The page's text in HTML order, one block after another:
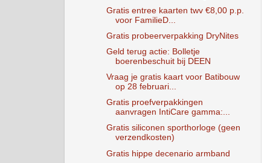
Gratis entree kaarten twv €8,00 p.p.
voor FamilieD...
Gratis probeerverpakking DryNites
Geld terug actie: Bolletje
boerenbeschuit bij DEEN
Vraag je gratis kaart voor Batibouw
op 28 februari...
Gratis proefverpakkingen
aanvragen IntiCare gamma:...
Gratis siliconen sporthorloge (geen
verzendkosten)
Gratis hippe decenario armband